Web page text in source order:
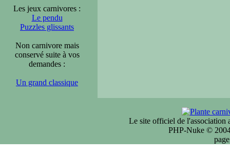
Les jeux carnivores :
Le pendu
Puzzles glissants
Non carnivore mais
conservé suite à vos
demandes :
Un grand classique
Le site officiel de l'association
PHP-Nuke ©